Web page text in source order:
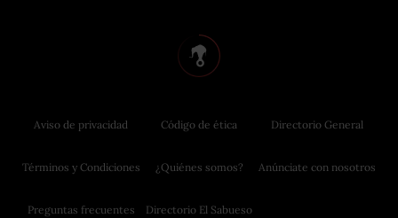
Aviso de privacidad
Términos y Condiciones
Preguntas frecuentes
Código de ética
¿Quiénes somos?
Directorio El Sabueso
Directorio General
Anúnciate con nosotros